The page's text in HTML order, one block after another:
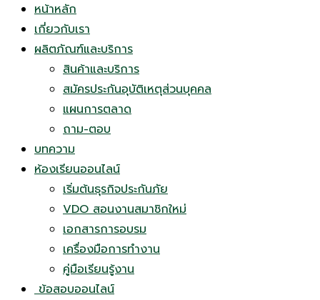
หน้าหลัก
เกี่ยวกับเรา
ผลิตภัณฑ์และบริการ
สินค้าและบริการ
สมัครประกันอุบัติเหตุส่วนบุคคล
แผนการตลาด
ถาม-ตอบ
บทความ
ห้องเรียนออนไลน์
เริ่มต้นธุรกิจประกันภัย
VDO สอนงานสมาชิกใหม่
เอกสารการอบรม
เครื่องมือการทำงาน
คู่มือเรียนรู้งาน
ข้อสอบออนไลน์